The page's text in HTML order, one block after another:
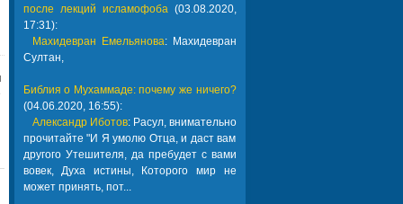
после лекций исламофоба(03.08.2020,
17:31):
Махидевран Емельянова: Махидевран
Султан,
Библия о Мухаммаде: почему же ничего?
(04.06.2020, 16:55):
Александр Иботов: Расул, внимательно
прочитайте "И Я умолю Отца, и даст вам
другого Утешителя, да пребудет с вами
вовек, Духа истины, Которого мир не
может принять, пот...